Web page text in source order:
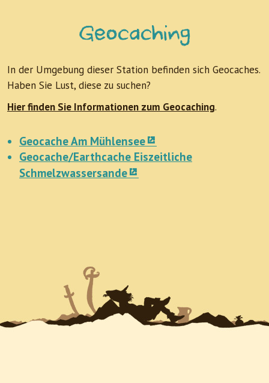
Geocaching
In der Umgebung dieser Station befinden sich Geocaches.
Haben Sie Lust, diese zu suchen?
Hier finden Sie Informationen zum Geocaching.
Geocache Am Mühlensee
Geocache/Earthcache Eiszeitliche
Schmelzwassersande